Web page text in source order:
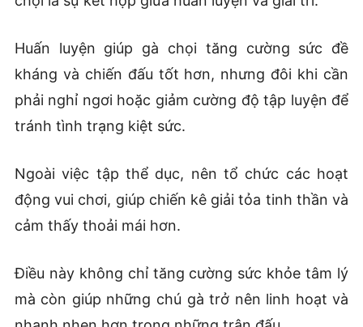
Huấn luyện giúp gà chọi tăng cường sức đề
kháng và chiến đấu tốt hơn, nhưng đôi khi cần
phải nghỉ ngơi hoặc giảm cường độ tập luyện để
tránh tình trạng kiệt sức.
Ngoài việc tập thể dục, nên tổ chức các hoạt
động vui chơi, giúp chiến kê giải tỏa tinh thần và
cảm thấy thoải mái hơn.
Điều này không chỉ tăng cường sức khỏe tâm lý
mà còn giúp những chú gà trở nên linh hoạt và